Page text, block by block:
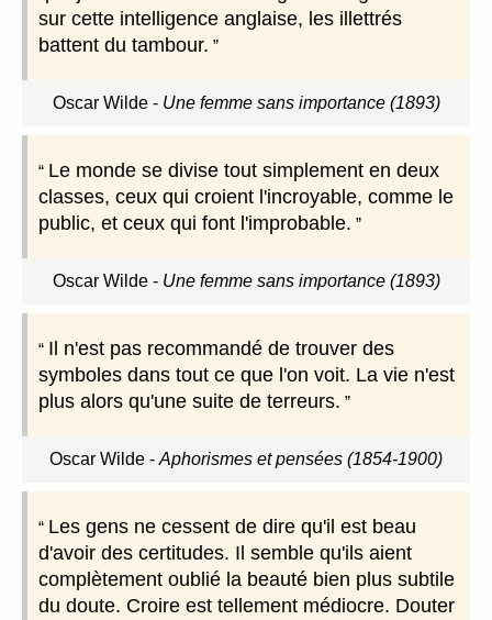
sur cette intelligence anglaise, les illettrés
battent du tambour.
Oscar Wilde- Une femme sans importance (1893)
Le monde se divise tout simplement en deux
classes, ceux qui croient l'incroyable, comme le
public, et ceux qui font l'improbable.
Oscar Wilde- Une femme sans importance (1893)
Il n'est pas recommandé de trouver des
symboles dans tout ce que l'on voit. La vie n'est
plus alors qu'une suite de terreurs.
Oscar Wilde - Aphorismes et pensées (1854-1900)
Les gens ne cessent de dire qu'il est beau
d'avoir des certitudes. Il semble qu'ils aient
complètement oublié la beauté bien plus subtile
du doute. Croire est tellement médiocre. Douter